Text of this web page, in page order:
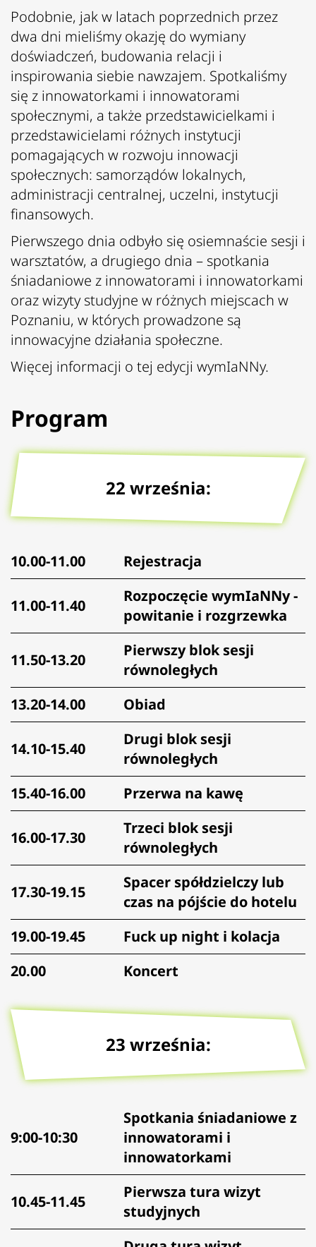
Podobnie, jak w latach poprzednich przez
dwa dni mieliśmy okazję do wymiany
doświadczeń, budowania relacji i
inspirowania siebie nawzajem. Spotkaliśmy
się z innowatorkami i innowatorami
społecznymi, a także przedstawicielkami i
przedstawicielami różnych instytucji
pomagających w rozwoju innowacji
społecznych: samorządów lokalnych,
administracji centralnej, uczelni, instytucji
finansowych.
Pierwszego dnia odbyło się osiemnaście sesji i
warsztatów, a drugiego dnia – spotkania
śniadaniowe z innowatorami i innowatorkami
oraz wizyty studyjne w różnych miejscach w
Poznaniu, w których prowadzone są
innowacyjne działania społeczne.
Więcej informacji o tej edycji wymIaNNy.
Program
22 września:
10.00-11.00 Rejestracja
11.00-11.40
Rozpoczęcie wymIaNNy -
powitanie i rozgrzewka
11.50-13.20
Pierwszy blok sesji
równoległych
13.20-14.00
Obiad
14.10-15.40
Drugi blok sesji
równoległych
15.40-16.00
Przerwa na kawę
16.00-17.30
Trzeci blok sesji
równoległych
17.30-19.15
Spacer spółdzielczy lub
czas na pójście do hotelu
19.00-19.45
Fuck up night i kolacja
20.00
Koncert
23 września:
9:00-10:30
Spotkania śniadaniowe z
innowatorami i
innowatorkami
10.45-11.45
Pierwsza tura wizyt
studyjnych